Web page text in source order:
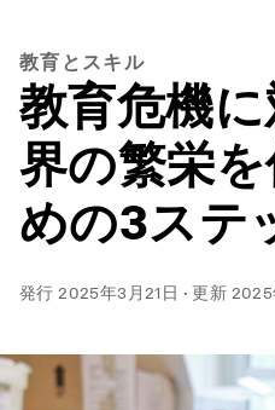
教育とスキル
教育危機
界の繁栄
めの3ステ
発行2025年3月21日 ·更新 2025